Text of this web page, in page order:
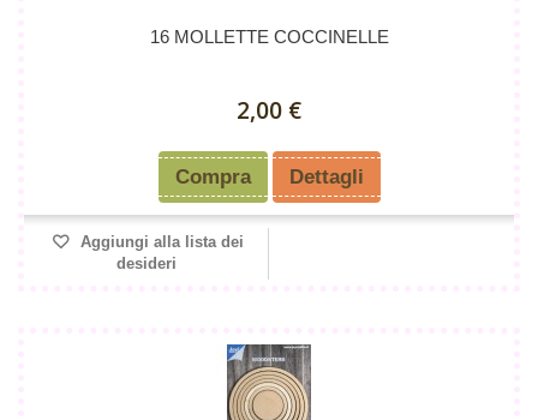
16 MOLLETTE COCCINELLE
2,00 €
Compra Dettagli
Aggiungi alla lista dei
desideri